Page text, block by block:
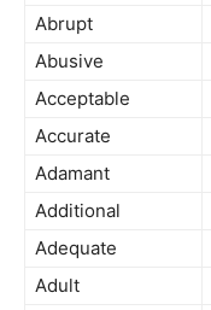
Abrupt
Abusive
Acceptable
Accurate
Adamant
Additional
Adequate
Adult